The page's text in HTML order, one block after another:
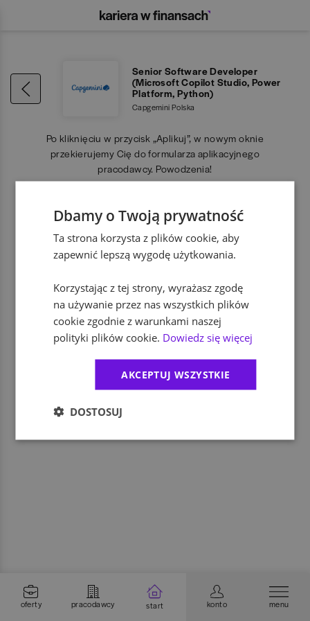
oferty pracodawcy start konto menu
Senior Software Developer
(Microsoft Copilot Studio, Power
Platform, Python)
Capgemini Polska
Po kliknięciu w przycisk „Aplikuj”, w nowym oknie
przekierujemy Cię do formularza aplikacyjnego
pracodawcy. Powodzenia!
APLIKUJ
Dbamy o Twoją prywatność
Ta strona korzysta z plików cookie, aby
zapewnić lepszą wygodę użytkowania.
Korzystając z tej strony, wyrażasz zgodę
na używanie przez nas wszystkich plików
cookie zgodnie z warunkami naszej
polityki plików cookie. Dowiedz się więcej
AKCEPTUJ WSZYSTKIE
DOSTOSUJ